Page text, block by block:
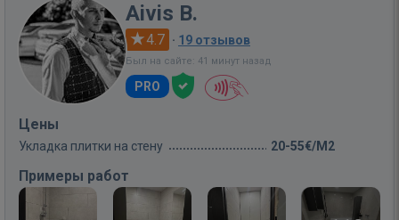
Aivis B.
4.7 · 19 отзывов
Был на сайте: 41 минут назад
PRO
Цены
Укладка плитки на стену 20-55€/M2
Примеры работ